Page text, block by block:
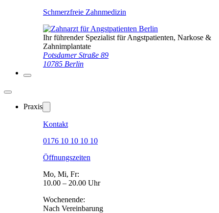
Schmerzfreie Zahnmedizin
Ihr führender Spezialist für Angstpatienten, Narkose &
Zahnimplantate
Potsdamer Straße 89
10785 Berlin
Praxis
Kontakt
0176 10 10 10 10
Öffnungszeiten
Mo, Mi, Fr:
10.00 – 20.00 Uhr
Wochenende:
Nach Vereinbarung